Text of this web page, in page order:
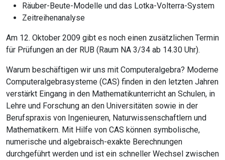
Räuber-Beute-Modelle und das Lotka-Volterra-System
Zeitreihenanalyse
Am 12. Oktober 2009 gibt es noch einen zusätzlichen Termin
für Prüfungen an der RUB (Raum NA 3/34 ab 14.30 Uhr).
Warum beschäftigen wir uns mit Computeralgebra? Moderne
Computeralgebrasysteme (CAS) finden in den letzten Jahren
verstärkt Eingang in den Mathematikunterricht an Schulen, in
Lehre und Forschung an den Universitäten sowie in der
Berufspraxis von Ingenieuren, Naturwissenschaftlern und
Mathematikern. Mit Hilfe von CAS können symbolische,
numerische und algebraisch-exakte Berechnungen
durchgeführt werden und ist ein schneller Wechsel zwischen